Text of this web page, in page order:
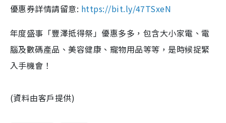
優惠券詳情請留意: https://bit.ly/47TSxeN
年度盛事「豐澤抵得祭」優惠多多，包含大小家電、電
腦及數碼產品、美容健康、寵物用品等等，是時候捉緊
入手機會！
(資料由客戶提供)